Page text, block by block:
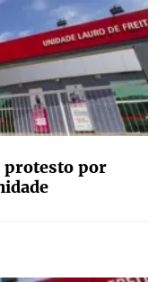
protesto por